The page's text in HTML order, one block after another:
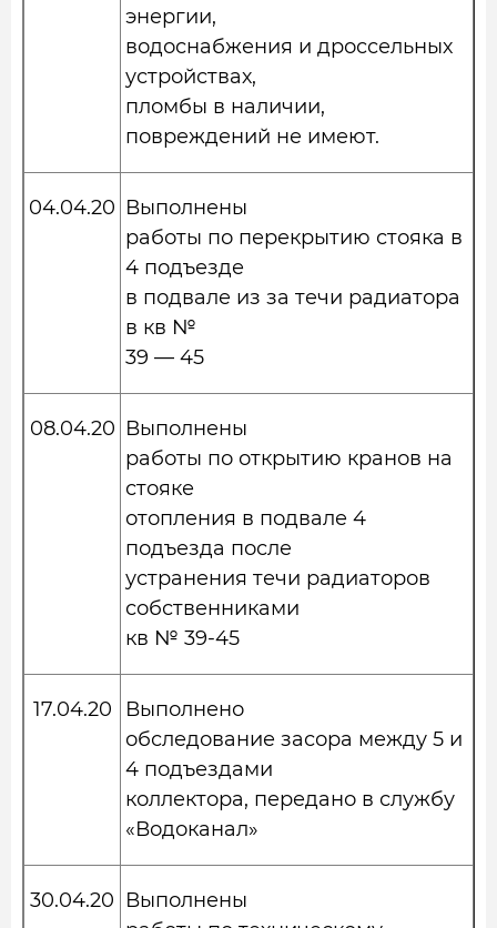
энергии,
водоснабжения и дроссельных
устройствах,
пломбы в наличии,
повреждений не имеют.
04.04.20 Выполнены
работы по перекрытию стояка в
4 подъезде
в подвале из за течи радиатора
в кв №
39 — 45
08.04.20 Выполнены
работы по открытию кранов на
стояке
отопления в подвале 4
подъезда после
устранения течи радиаторов
собственниками
кв № 39-45
17.04.20
Выполнено
обследование засора между 5 и
4 подъездами
коллектора, передано в службу
«Водоканал»
30.04.20 Выполнены